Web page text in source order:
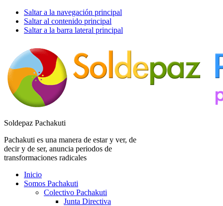
Saltar a la navegación principal
Saltar al contenido principal
Saltar a la barra lateral principal
Soldepaz Pachakuti
Pachakuti es una manera de estar y ver, de
decir y de ser, anuncia periodos de
transformaciones radicales
Inicio
Somos Pachakuti
Colectivo Pachakuti
Junta Directiva